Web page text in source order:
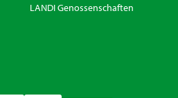
LANDI Genossenschaften